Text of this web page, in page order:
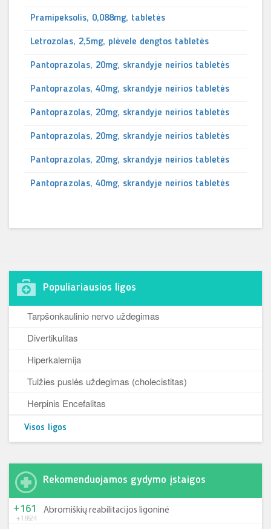
Pramipeksolis, 0,088mg, tabletės
Letrozolas, 2,5mg, plėvele dengtos tabletės
Pantoprazolas, 20mg, skrandyje neirios tabletės
Pantoprazolas, 40mg, skrandyje neirios tabletės
Pantoprazolas, 20mg, skrandyje neirios tabletės
Pantoprazolas, 20mg, skrandyje neirios tabletės
Pantoprazolas, 20mg, skrandyje neirios tabletės
Pantoprazolas, 40mg, skrandyje neirios tabletės
Populiariausios ligos
Tarpšonkaulinio nervo uždegimas
Divertikulitas
Hiperkalemija
Tulžies puslės uždegimas (cholecistitas)
Herpinis Encefalitas
Visos ligos
Rekomenduojamos gydymo įstaigos
+185-24
+161 Abromiškių reabilitacijos ligoninė